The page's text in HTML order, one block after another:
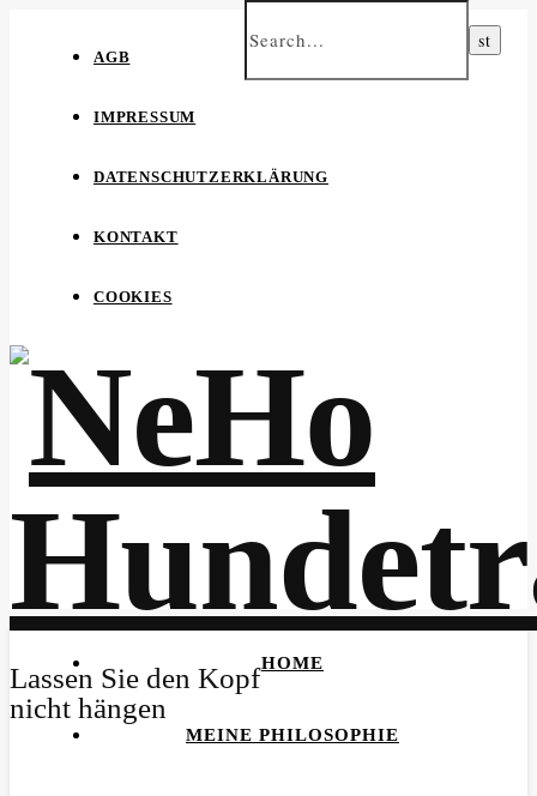
AGB
IMPRESSUM
DATENSCHUTZERKLÄRUNG
KONTAKT
COOKIES
Lassen Sie den Kopf
nicht hängen
HOME
MEINE PHILOSOPHIE